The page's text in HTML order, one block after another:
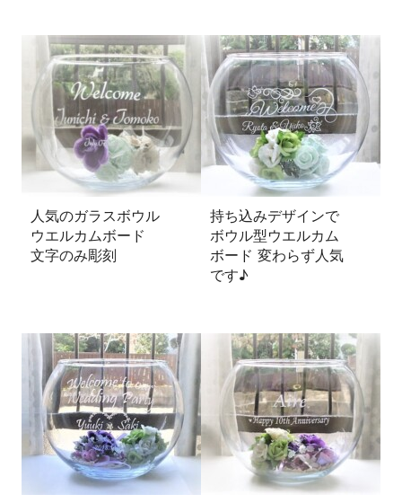
人気のガラスボウル
ウエルカムボード
文字のみ彫刻
持ち込みデザインで
ボウル型ウエルカム
ボード 変わらず人気
です♪